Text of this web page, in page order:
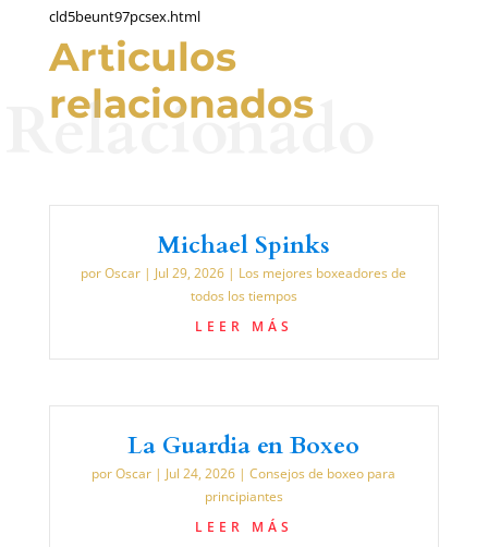
cld5beunt97pcsex.html
Articulos
relacionados
Relacionado
Michael Spinks
porOscar | Jul 29, 2026 | Los mejores boxeadores de
todos los tiempos
LEER MÁS
La Guardia en Boxeo
porOscar | Jul 24, 2026 |Consejos de boxeo para
principiantes
LEER MÁS